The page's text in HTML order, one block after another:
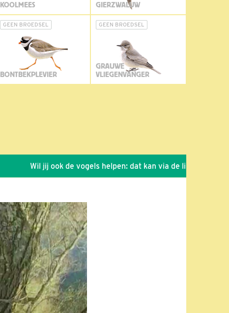
KOOLMEES GIERZWALUW
GEEN BROEDSEL
BONTBEKPLEVIER
GEEN BROEDSEL
GRAUWE
VLIEGENVANGER
Wil jij ook de vogels helpen: dat kan via de link!